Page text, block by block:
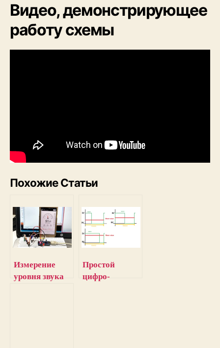
Видео, демонстрирующее
работу схемы
Похожие Статьи
Измерение
уровня звука
Простой
цифро-